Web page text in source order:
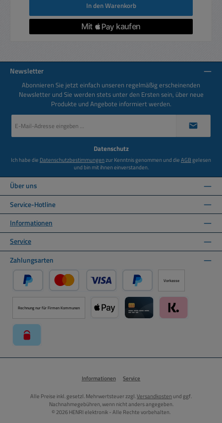
In den Warenkorb
Newsletter
Abonnieren Sie jetzt einfach unseren regelmäßig erscheinenden
Newsletter und Sie werden stets unter den Ersten sein, über neue
Produkte und Angebote informiert werden.
Mail-
Datenschutz
Ich habe die Datenschutzbestimmungenzur Kenntnis genommen und dieAGBgelesen
und bin mit ihnen einverstanden.
Über uns
Service-Hotline
Informationen
Service
Zahlungsarten
PayPal Kredit- oder Debitkarte über PayPal
Später Bezahlen über PayPal
Vorkasse
Rechnung nur für Firmen Kommunen
Informationen Service
Alle Preise inkl. gesetzl. Mehrwertsteuer zzgl.Versandkosten und ggf.
Nachnahmegebühren, wenn nicht anders angegeben.
© 2026 HENRI elektronik - Alle Rechte vorbehalten.